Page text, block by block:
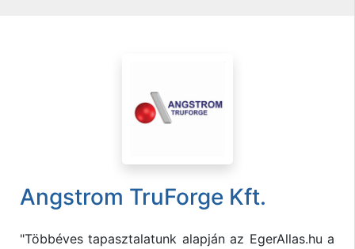
Angstrom TruForge Kft.
"Többéves tapasztalatunk alapján az EgerAllas.hu a